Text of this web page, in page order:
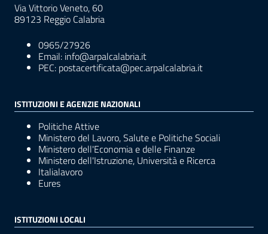
Via Vittorio Veneto, 60
89123 Reggio Calabria
0965/27926
Email: info@arpalcalabria.it
PEC: postacertificata@pec.arpalcalabria.it
ISTITUZIONI E AGENZIE NAZIONALI
Politiche Attive
Ministero del Lavoro, Salute e Politiche Sociali
Ministero dell'Economia e delle Finanze
Ministero dell'Istruzione, Università e Ricerca
Italialavoro
Eures
ISTITUZIONI LOCALI